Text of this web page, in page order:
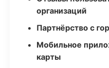
организаций
Партнёрство с
Мобильное
карты